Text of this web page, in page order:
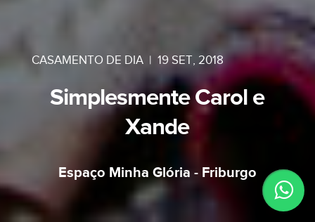
CASAMENTO DE DIA| 19 SET, 2018
Simplesmente Carol e
Xande
Espaço Minha Glória - Friburgo